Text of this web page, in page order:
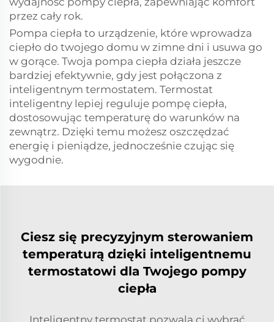
przez cały rok.
Pompa ciepła to urządzenie, które wprowadza
ciepło do twojego domu w zimne dni i usuwa go
w gorące. Twoja pompa ciepła działa jeszcze
bardziej efektywnie, gdy jest połączona z
inteligentnym termostatem. Termostat
inteligentny lepiej reguluje pompę ciepła,
dostosowując temperaturę do warunków na
zewnątrz. Dzięki temu możesz oszczędzać
energię i pieniądze, jednocześnie czując się
wygodnie.
Ciesz się precyzyjnym sterowaniem
temperaturą dzięki inteligentnemu
termostatowi dla Twojego pompy
ciepła
Inteligentny termostat pozwala ci wybrać